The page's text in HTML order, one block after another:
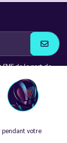
pendant votre
de la part de